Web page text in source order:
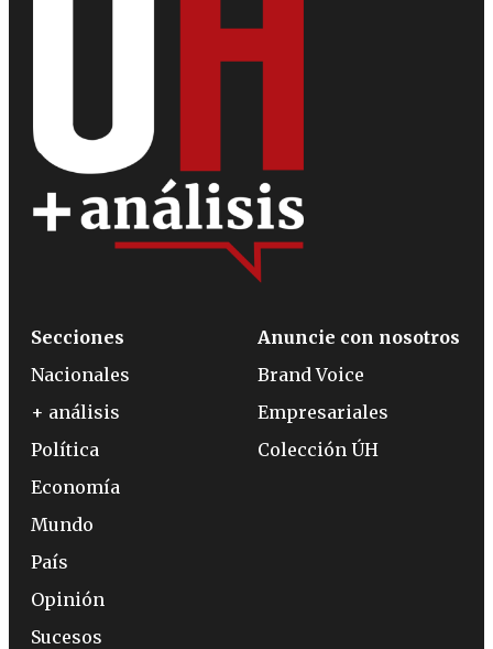
Secciones
Nacionales
+ análisis
Política
Economía
Mundo
País
Opinión
Sucesos
Anuncie con nosotros
Brand Voice
Empresariales
Colección ÚH